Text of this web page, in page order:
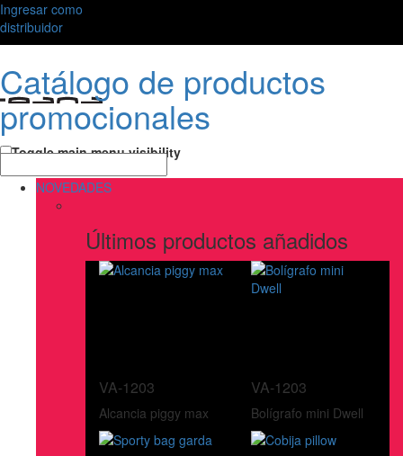
Ingresar como
distribuidor
Catálogo de productos
promocionales
Toggle main menu visibility
NOVEDADES
Últimos productos añadidos
VA-1203
Alcancia piggy max
VA-1203
Bolígrafo mini Dwell